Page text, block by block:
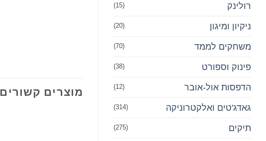
רולינק (15)
ניקיון ומיגון (20)
משחקים לממד (70)
פינוק וספורט (38)
הדפסות אול-אובר (12)
גאדג'טים ואלקטרוניקה (314)
תיקים (275)
מוצרים קשורים